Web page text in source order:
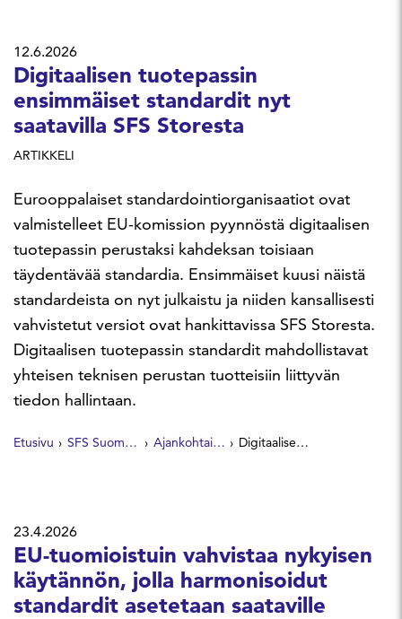
12.6.2026
Digitaalisen tuotepassin
ensimmäiset standardit nyt
saatavilla SFS Storesta
ARTIKKELI
Eurooppalaiset standardointiorganisaatiot ovat
valmistelleet EU-komission pyynnöstä digitaalisen
tuotepassin perustaksi kahdeksan toisiaan
täydentävää standardia. Ensimmäiset kuusi näistä
standardeista on nyt julkaistu ja niiden kansallisesti
vahvistetut versiot ovat hankittavissa SFS Storesta.
Digitaalisen tuotepassin standardit mahdollistavat
yhteisen teknisen perustan tuotteisiin liittyvän
tiedon hallintaan.
Etusivu SFS Suomen Standardit Ajankohtaista Digitaalisen tuotepassin ensimmäiset standardit nyt saatavilla SFS Storesta
23.4.2026
EU-tuomioistuin vahvistaa nykyisen
käytännön, jolla harmonisoidut
standardit asetetaan saataville